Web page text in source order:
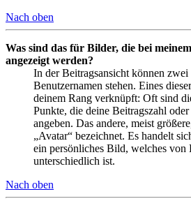
Nach oben
Was sind das für Bilder, die bei
angezeigt werden?
In der Beitragsansicht können
Benutzernamen stehen. Eines
deinem Rang verknüpft: Oft sind
Punkte, die deine Beitragszahl
angeben. Das andere, meist
„Avatar“ bezeichnet. Es handelt
ein persönliches Bild, welches von
unterschiedlich ist.
Nach oben